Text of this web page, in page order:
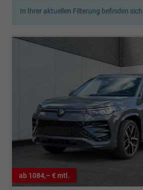
In Ihrer aktuellen Filterung befinden sich
ab 1084,– € mtl.